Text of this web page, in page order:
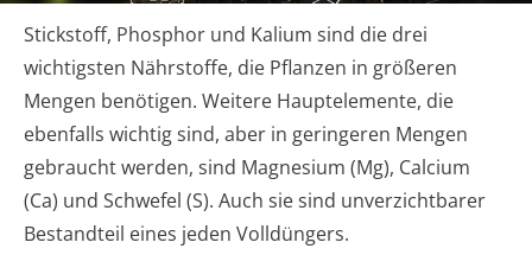
Stickstoff, Phosphor und Kalium sind die drei
wichtigsten Nährstoffe, die Pflanzen in größeren
Mengen benötigen. Weitere Hauptelemente, die
ebenfalls wichtig sind, aber in geringeren Mengen
gebraucht werden, sind Magnesium (Mg), Calcium
(Ca) und Schwefel (S). Auch sie sind unverzichtbarer
Bestandteil eines jeden Volldüngers.